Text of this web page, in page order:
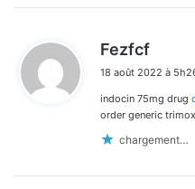
Fezfcf
t
:
18 août 2022 à
indocin 75mg drug
order generic
chargement…